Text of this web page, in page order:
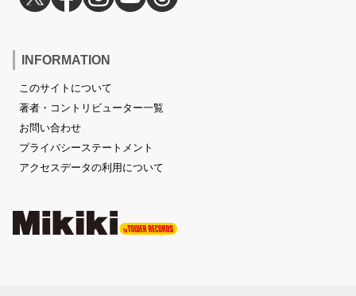
INFORMATION
このサイトについて
著者・コントリビューター一覧
お問い合わせ
プライバシーステートメント
アクセスデータの利用について